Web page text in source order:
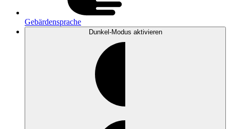
Gebärdensprache
Dunkel-Modus aktivieren